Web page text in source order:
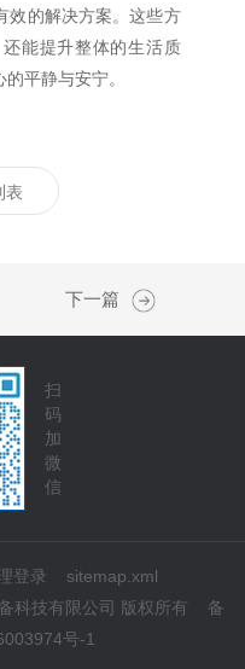
效的解决方案。这些方
能提升整体的生活质
平静与安宁。
表
下一篇
扫
码
加
微
信
登录
sitemap.xml
科技有限公司 版权所有 备
号-1